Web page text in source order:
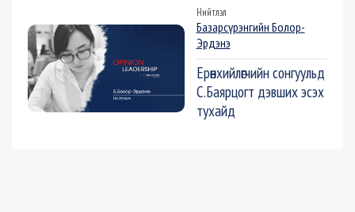
Нийтлэл
Базарсүрэнгийн Болор-
Эрдэнэ
Ерөнхийлөгчийн сонгуульд
С.Баярцогт дэвших эсэх
тухайд